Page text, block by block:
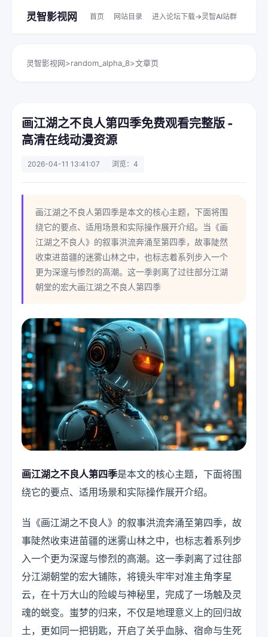
灵智影视网 首页 网站目录 进入论坛下载->灵智AI站群
灵智影视网>random_alpha_8>文章页
画江湖之不良人第四季免费观看完整版 -
高清在线动漫资源
2026-04-11 13:41:07 浏览：4
画江湖之不良人第四季是本文的核心主题，下面将围
绕它的要点、适用场景和实际操作展开介绍。当《画
江湖之不良人》的叙事洪流奔涌至第四季，故事陡然
收束进苗疆的迷雾山林之中，也标志着系列步入一个
更为深邃与惨烈的高潮。这一季剥离了过往部分江湖
朝堂的宏大画江湖之不良人第四季
画江湖之不良人第四季是本文的核心主题，下面将围
绕它的要点、适用场景和实际操作展开介绍。
当《画江湖之不良人》的叙事洪流奔涌至第四季，故
事陡然收束进苗疆的迷雾山林之中，也标志着系列步
入一个更为深邃与惨烈的高潮。这一季剥离了过往部
分江湖朝堂的宏大铺陈，将镜头牢牢对准主角李星
云，在十万大山的险峻与神秘里，完成了一场触及灵
魂的蜕变。蚩梦的归来，不仅是地理意义上的回归故
土，更如同一把钥匙，开启了关乎血脉、宿命与生死